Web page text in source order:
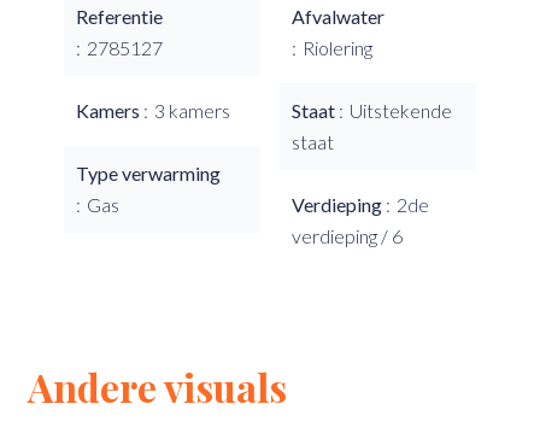
Referentie
2785127
Kamers 3 kamers
Type verwarming
Gas
Afvalwater
Riolering
Staat
Uitstekende
staat
Verdieping
2de
verdieping / 6
Andere visuals